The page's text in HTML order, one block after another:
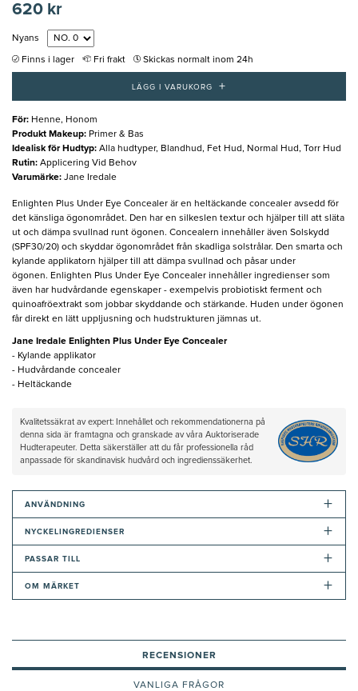
620 kr
Nyans
Finns i lager Fri frakt Skickas normalt inom 24h
LÄGG I VARUKORG +
För: Henne, Honom
Produkt Makeup: Primer & Bas
Idealisk för Hudtyp: Alla hudtyper, Blandhud, Fet Hud, Normal Hud, Torr Hud
Rutin: Applicering Vid Behov
Varumärke: Jane Iredale
Enlighten Plus Under Eye Concealer är en heltäckande concealer avsedd för
det känsliga ögonområdet. Den har en silkeslen textur och hjälper till att släta
ut och dämpa svullnad runt ögonen. Concealern innehåller även Solskydd
(SPF30/20) och skyddar ögonområdet från skadliga solstrålar. Den smarta och
kylande applikatorn hjälper till att dämpa svullnad och påsar under
ögonen. Enlighten Plus Under Eye Concealer innehåller ingredienser som
även har hudvårdande egenskaper - exempelvis probiotiskt ferment och
quinoafröextrakt som jobbar skyddande och stärkande. Huden under ögonen
får direkt en lätt uppljusning och hudstrukturen jämnas ut.
Jane Iredale Enlighten Plus Under Eye Concealer
- Kylande applikator
- Hudvårdande concealer
- Heltäckande
Kvalitetssäkrat av expert: Innehållet och rekommendationerna på
denna sida är framtagna och granskade av våra Auktoriserade
Hudterapeuter. Detta säkerställer att du får professionella råd
anpassade för skandinavisk hudvård och ingredienssäkerhet.
ANVÄNDNING +
NYCKELINGREDIENSER +
PASSAR TILL +
OM MÄRKET +
RECENSIONER
VANLIGA FRÅGOR